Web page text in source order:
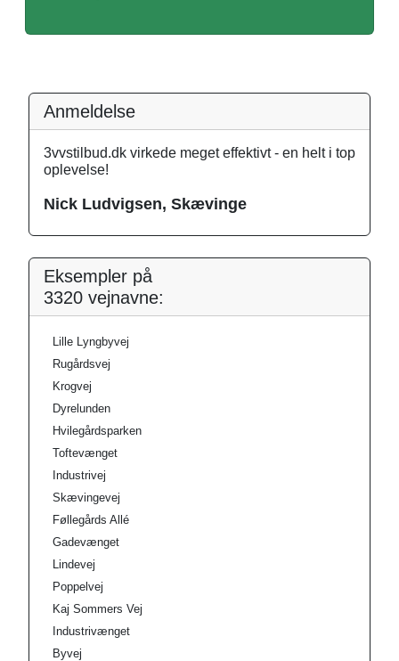
Anmeldelse
3vvstilbud.dk virkede meget effektivt - en helt i top
oplevelse!
Nick Ludvigsen, Skævinge
Eksempler på
3320 vejnavne:
Lille Lyngbyvej
Rugårdsvej
Krogvej
Dyrelunden
Hvilegårdsparken
Toftevænget
Industrivej
Skævingevej
Føllegårds Allé
Gadevænget
Lindevej
Poppelvej
Kaj Sommers Vej
Industrivænget
Byvej